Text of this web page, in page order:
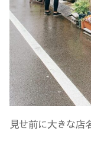
見せ前に大きな店